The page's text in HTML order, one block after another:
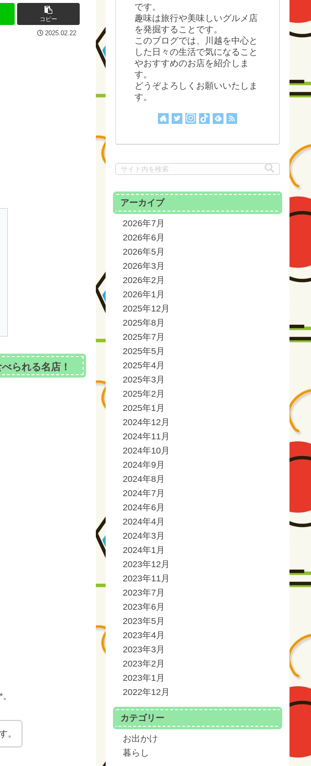
コピー
2025.02.22
られる名店！
。
です。
趣味は旅行や美味しいグルメ店
を発掘することです。
このブログでは、川越を中心と
した日々の生活で気になること
やおすすめのお店を紹介しま
す。
どうぞよろしくお願いいたしま
す。
アーカイブ
2026年7月
2026年6月
2026年5月
2026年3月
2026年2月
2026年1月
2025年12月
2025年8月
2025年7月
2025年5月
2025年4月
2025年3月
2025年2月
2025年1月
2024年12月
2024年11月
2024年10月
2024年9月
2024年8月
2024年7月
2024年6月
2024年4月
2024年3月
2024年1月
2023年12月
2023年11月
2023年7月
2023年6月
2023年5月
2023年4月
2023年3月
2023年2月
2023年1月
2022年12月
カテゴリー
お出かけ
暮らし